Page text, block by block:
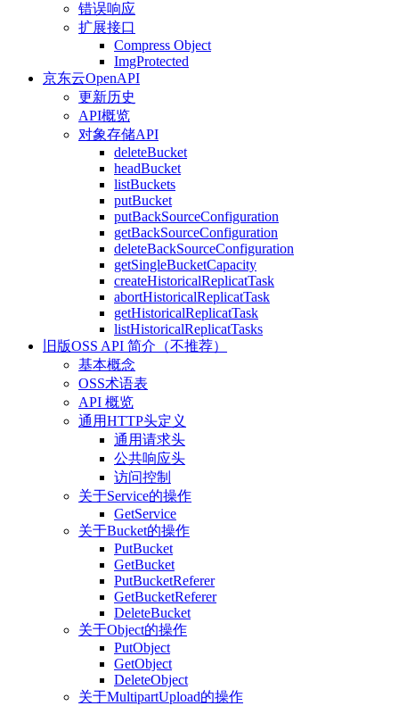
错误响应
扩展接口
Compress Object
ImgProtected
京东云OpenAPI
更新历史
API概览
对象存储API
deleteBucket
headBucket
listBuckets
putBucket
putBackSourceConfiguration
getBackSourceConfiguration
deleteBackSourceConfiguration
getSingleBucketCapacity
createHistoricalReplicatTask
abortHistoricalReplicatTask
getHistoricalReplicatTask
listHistoricalReplicatTasks
旧版OSS API 简介（不推荐）
基本概念
OSS术语表
API 概览
通用HTTP头定义
通用请求头
公共响应头
访问控制
关于Service的操作
GetService
关于Bucket的操作
PutBucket
GetBucket
PutBucketReferer
GetBucketReferer
DeleteBucket
关于Object的操作
PutObject
GetObject
DeleteObject
关于MultipartUpload的操作